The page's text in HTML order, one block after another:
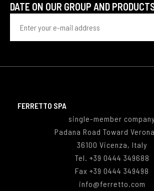
DATE ON OUR GROUP AND
FERRETTO SPA
single-member
Padana Road Toward
36100 Vicenza, Italy
Tel. +39 0444 349688
Fax +39 0444 349498
info@ferretto.com